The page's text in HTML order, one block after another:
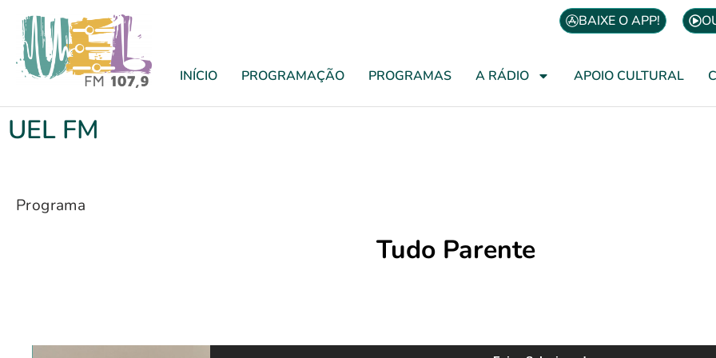
BAIXE O APP!
INÍCIO PROGRAMAÇÃO PROGRAMAS A RÁDIO APOIO CULTURAL
UEL FM
Programa
Tudo Parente